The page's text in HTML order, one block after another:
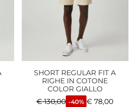
SHORT REGULAR FIT A
RIGHE IN COTONE
COLOR GIALLO
€130,00 -40% € 78,00